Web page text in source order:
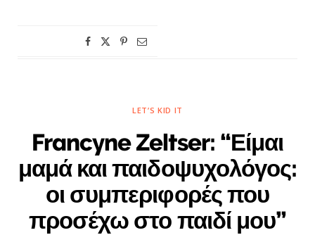
LET’S KID IT
Francyne Zeltser: “Είμαι
μαμά και παιδοψυχολόγος:
οι συμπεριφορές που
προσέχω στο παιδί μου”